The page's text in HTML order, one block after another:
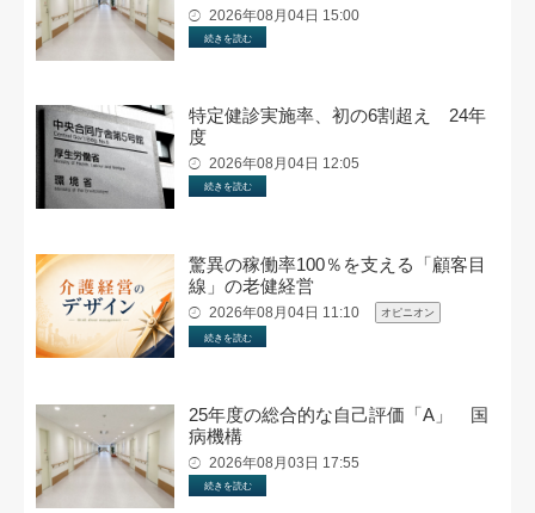
2026年08月04日 15:00
続きを読む
特定健診実施率、初の6割超え 24年
度
2026年08月04日 12:05
続きを読む
驚異の稼働率100％を支える「顧客目
線」の老健経営
2026年08月04日 11:10 オピニオン
続きを読む
25年度の総合的な自己評価「A」 国
病機構
2026年08月03日 17:55
続きを読む